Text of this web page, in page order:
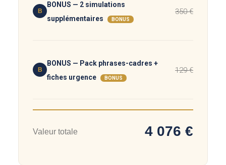
B
BONUS — 2 simulations
supplémentaires
BONUS
350 €
B
BONUS — Pack phrases-cadres +
fiches urgence
BONUS
129 €
Valeur totale 4 076 €